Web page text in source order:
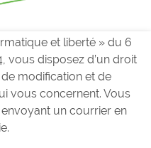
et liberté » du 6
vous disposez d’un droit
modification et de
vous concernent. Vous
un courrier en